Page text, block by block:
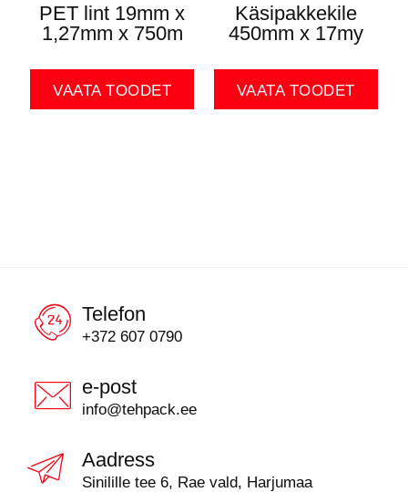
PET lint 19mm x
1,27mm x 750m
VAATA TOODET
Käsipakkekile
450mm x 17my
VAATA TOODET
Telefon
+372 607 0790
e-post
info@tehpack.ee
Aadress
Sinilille tee 6, Rae vald, Harjumaa